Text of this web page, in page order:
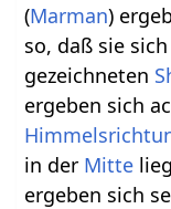
(Marman)
so, daß sie
gezeichneten
ergeben sich
in der Mitte
ergeben sich